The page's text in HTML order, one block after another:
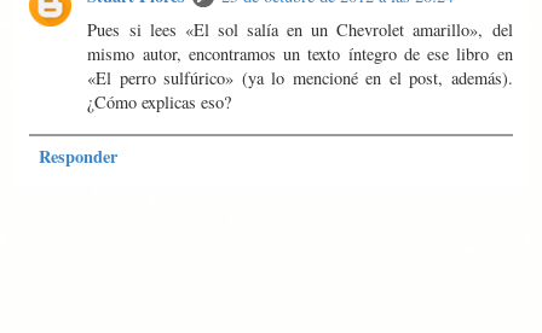
Pues si lees «El sol salía en un Chevrolet amarillo», del
mismo autor, encontramos un texto íntegro de ese libro en
«El perro sulfúrico» (ya lo mencioné en el post, además).
¿Cómo explicas eso?
Responder